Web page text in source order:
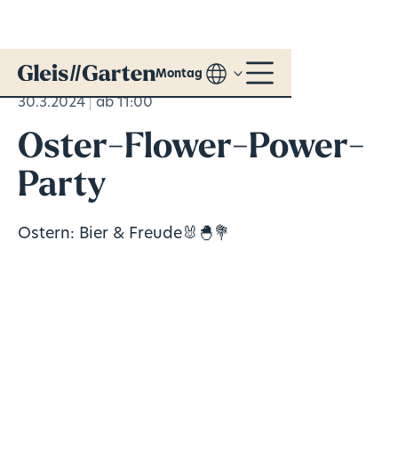
Montag
30.3.2024 ab 11:00
Oster-Flower-Power-
Party
Ostern: Bier & Freude🐰🐣💐